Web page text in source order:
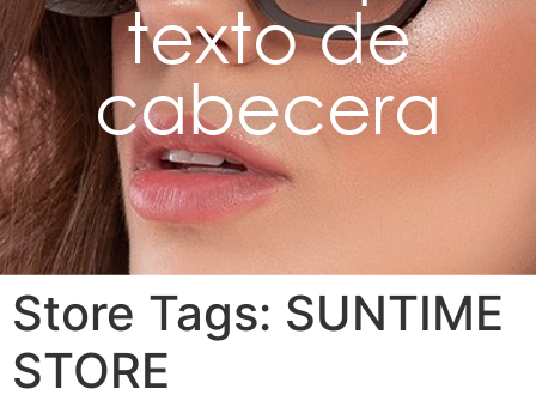
texto de
cabecera
Store Tags: SUNTIME
STORE